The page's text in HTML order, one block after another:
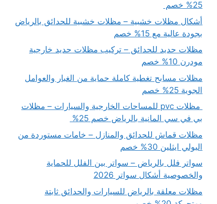
25% خصم
أشكال مظلات خشبية – مظلات خشبية للحدائق بالرياض
بجودة عالية مع 15% خصم
مظلات حديد للحدائق – تركيب مظلات حديد خارجية
مودرن 10% خصم
مظلات مسابح تغطية كاملة حماية من الغبار والعوامل
الجوية 25% خصم
مظلات pvc للمساحات الخارجية والسيارات – مظلات
بي في سي المانية بالرياض خصم 25%
مظلات قماش للحدائق والمنازل – خامات مستوردة من
البولي ايثلين 30% خصم
سواتر فلل بالرياض – سواتر بين الفلل للحماية
والخصوصية أشكال سواتر 2026
مظلات معلقة بالرياض للسيارات والحدائق ثابتة